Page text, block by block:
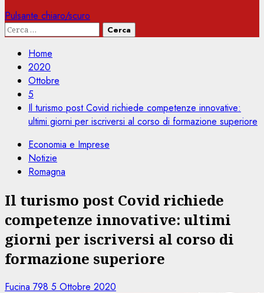
Pulsante chiaro/scuro
Ricerca
Home
2020
Ottobre
5
Il turismo post Covid richiede competenze innovative:
ultimi giorni per iscriversi al corso di formazione superiore
Economia e Imprese
Notizie
Romagna
Il turismo post Covid richiede
competenze innovative: ultimi
giorni per iscriversi al corso di
formazione superiore
Fucina 798 5 Ottobre 2020